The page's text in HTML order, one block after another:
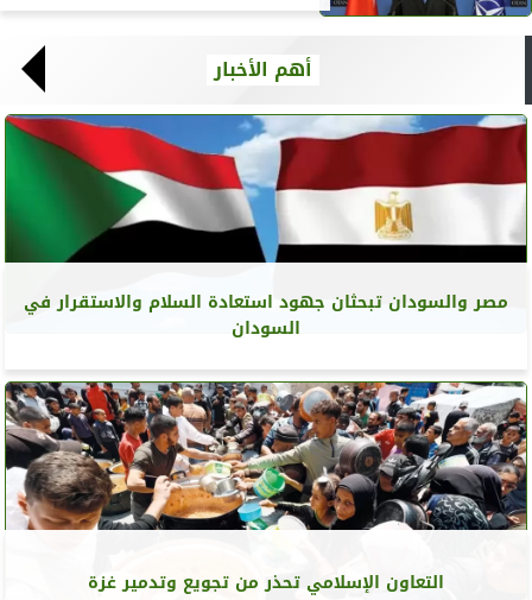
أهم الأخبار
مصر والسودان تبحثان جهود استعادة السلام والاستقرار في
السودان
التعاون الإسلامي تحذر من تجويع وتدمير غزة